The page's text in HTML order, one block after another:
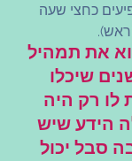
כחצי שעה
את תמהיל
שיכלו
לו רק היה
הידע שיש
סבל יכול